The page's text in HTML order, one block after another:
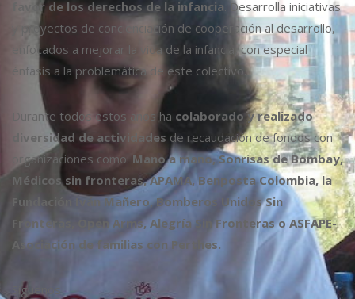
favor de los derechos de la infancia. Desarrolla iniciativas
y proyectos de concienciación de cooperación al desarrollo,
enfocados a mejorar la vida de la infancia, con especial
énfasis a la problemática de este colectivo.
Durante todos estos años ha colaborado y realizado
diversidad de actividades de recaudación de fondos con
organizaciones como: Mano a mano, Sonrisas de Bombay,
Médicos sin fronteras, APAMA, Benposta Colombia, la
Fundación Iván Mañero, Bomberos Unidos Sin
Fronteras, Open Arms, Alegría Sin Fronteras o ASFAPE-
Asociación de familias con Perthes.
Síguenos